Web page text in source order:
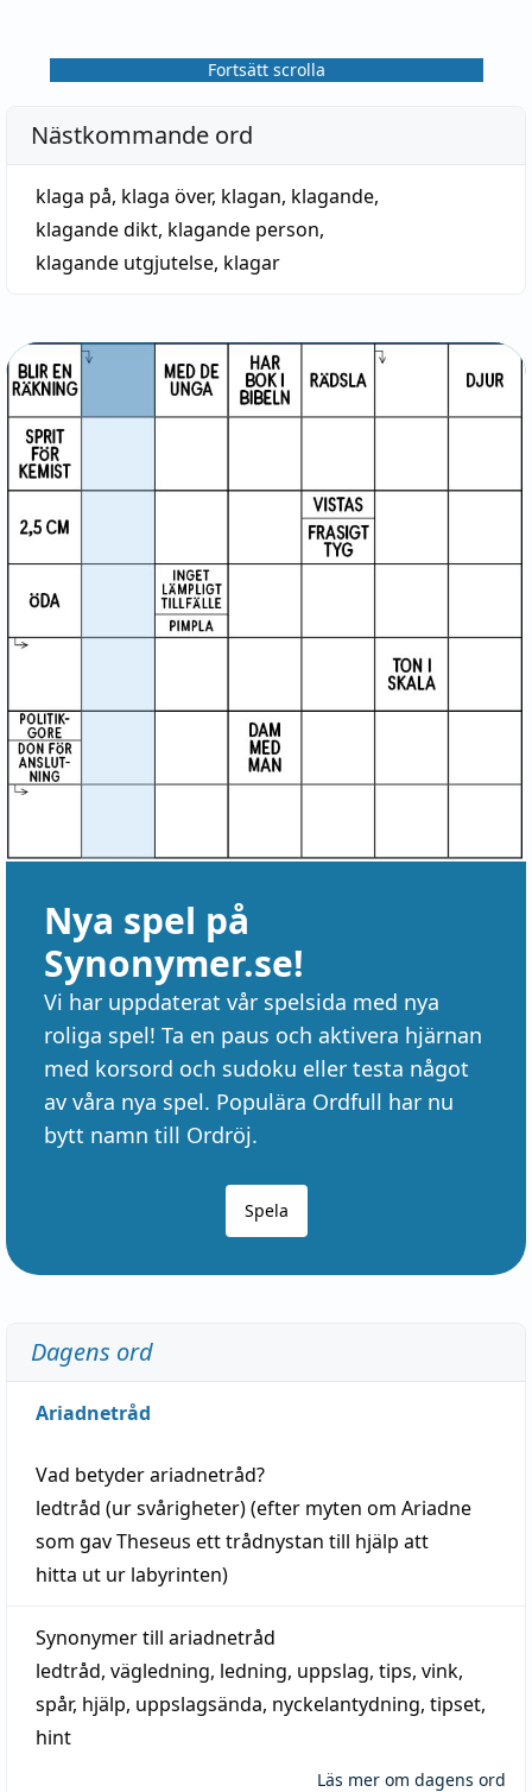
Fortsätt scrolla
Nästkommande ord
klaga på, klaga över, klagan, klagande,
klagande dikt, klagande person,
klagande utgjutelse, klagar
Nya spel på
Synonymer.se!
Vi har uppdaterat vår spelsida med nya
roliga spel! Ta en paus och aktivera hjärnan
med korsord och sudoku eller testa något
av våra nya spel. Populära Ordfull har nu
bytt namn till Ordröj.
Spela
Dagens ord
Ariadnetråd
Vad betyderariadnetråd?
ledtråd (ur svårigheter) (efter myten om Ariadne
som gav Theseus ett trådnystan till hjälp att
hitta ut ur labyrinten)
Synonymer till ariadnetråd
ledtråd, vägledning, ledning, uppslag, tips, vink,
spår, hjälp, uppslagsända, nyckelantydning, tipset,
hint
Läs mer om dagens ord